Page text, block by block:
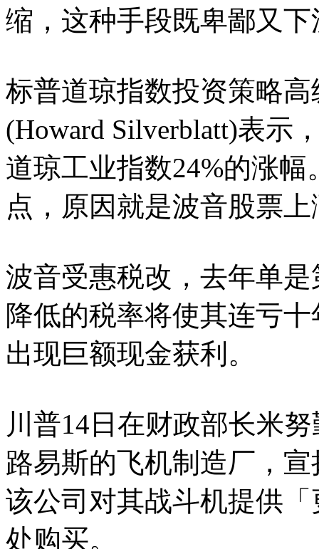
缩，这种手段既卑鄙又
标普道琼指数投资策略
(Howard Silverblatt)表示
道琼工业指数24%的涨
点，原因就是波音股票上
波音受惠税改，去年单
降低的税率将使其连亏
出现巨额现金获利。
川普14日在财政部长米
路易斯的飞机制造厂，
该公司对其战斗机提供
处购买。